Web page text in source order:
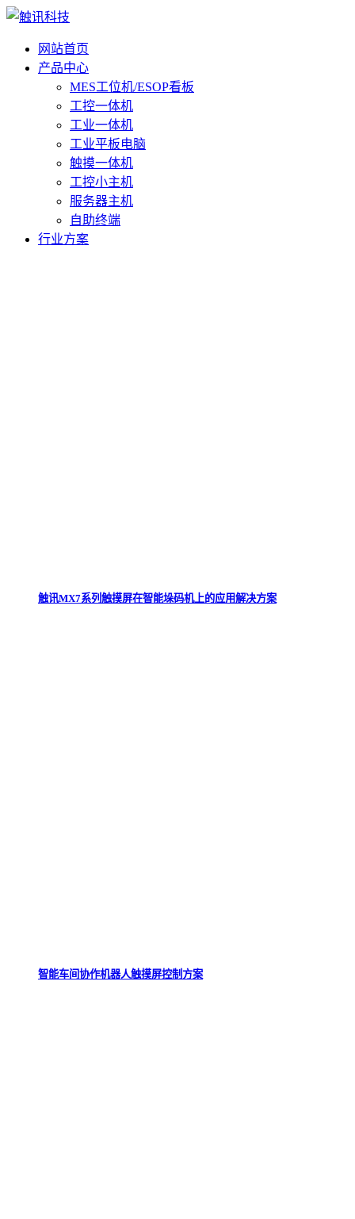
网站首页
产品中心
MES工位机/ESOP看板
工控一体机
工业一体机
工业平板电脑
触摸一体机
工控小主机
服务器主机
自助终端
行业方案
触讯MX7系列触摸屏在智能垛码机上的应用解决方案
智能车间协作机器人触摸屏控制方案